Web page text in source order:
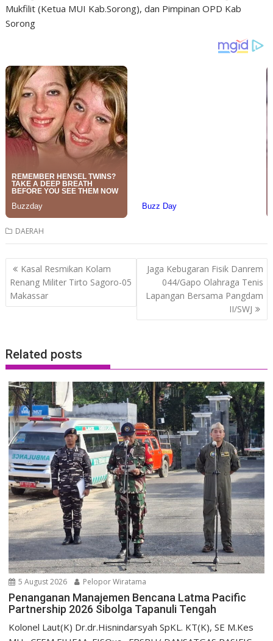
Mukfilit (Ketua MUI Kab.Sorong), dan Pimpinan OPD Kab
Sorong
DAERAH
Post
navigation
Kasal Resmikan Kolam
Renang Militer Tirto Sagoro-05
Makassar
Jaga Kebugaran Fisik Danrem
044/Gapo Olahraga Tenis
Lapangan Bersama Pangdam
II/SWJ
Related posts
5 August 2026 Pelopor Wiratama
Penanganan Manajemen Bencana Latma Pacific
Partnership 2026 Sibolga Tapanuli Tengah
Kolonel Laut(K) Dr.dr.Hisnindarsyah SpKL. KT(K), SE M.Kes